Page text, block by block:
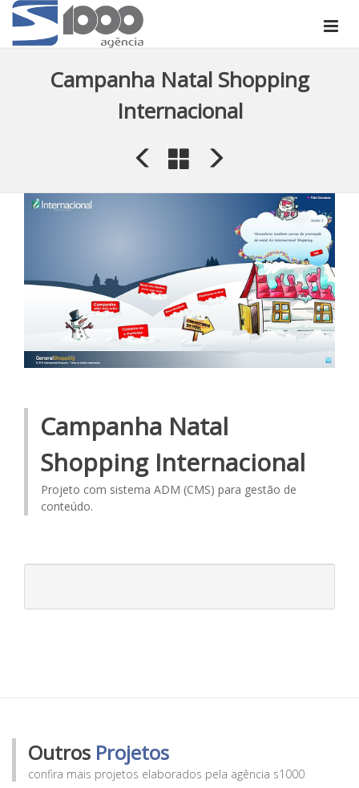
Campanha Natal Shopping
Internacional
Campanha Natal
Shopping Internacional
Projeto com sistema ADM (CMS) para gestão de
conteúdo.
Outros Projetos
confira mais projetos elaborados pela agência s1000